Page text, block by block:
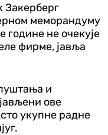
Закерберг
меморандуму
године не очекује
фирме, јавља
и
ове
укупне радне